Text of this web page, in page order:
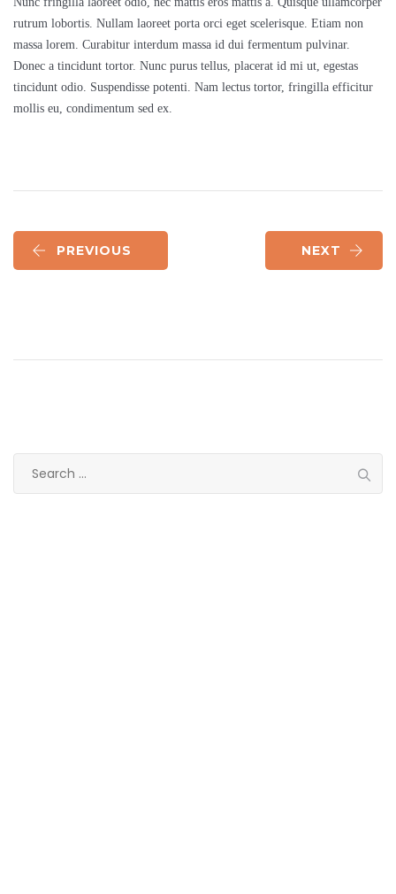
rutrum lobortis. Nullam laoreet porta orci eget scelerisque. Etiam non
massa lorem. Curabitur interdum massa id dui fermentum pulvinar.
Donec a tincidunt tortor. Nunc purus tellus, placerat id mi ut, egestas
tincidunt odio. Suspendisse potenti. Nam lectus tortor, fringilla efficitur
mollis eu, condimentum sed ex.
PREVIOUS NEXT